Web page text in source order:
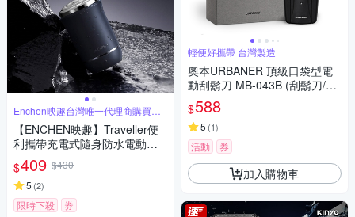
Enchen映趣台灣唯一代理商購買有
【ENCHEN映趣】Traveller便
利攜帶充電式隨身防水電動刮
鬍刀
$409 $430
5 (2)
限時下殺 券
輕便好攜帶 台灣製造
奧本URBANER 頂級口袋型電
動刮鬍刀 MB-043B (刮鬍刀/電
鬍刀)
$588
5 (1)
活動 券
加入購物車